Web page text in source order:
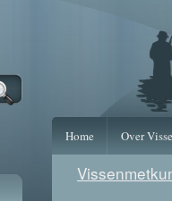
Home Over